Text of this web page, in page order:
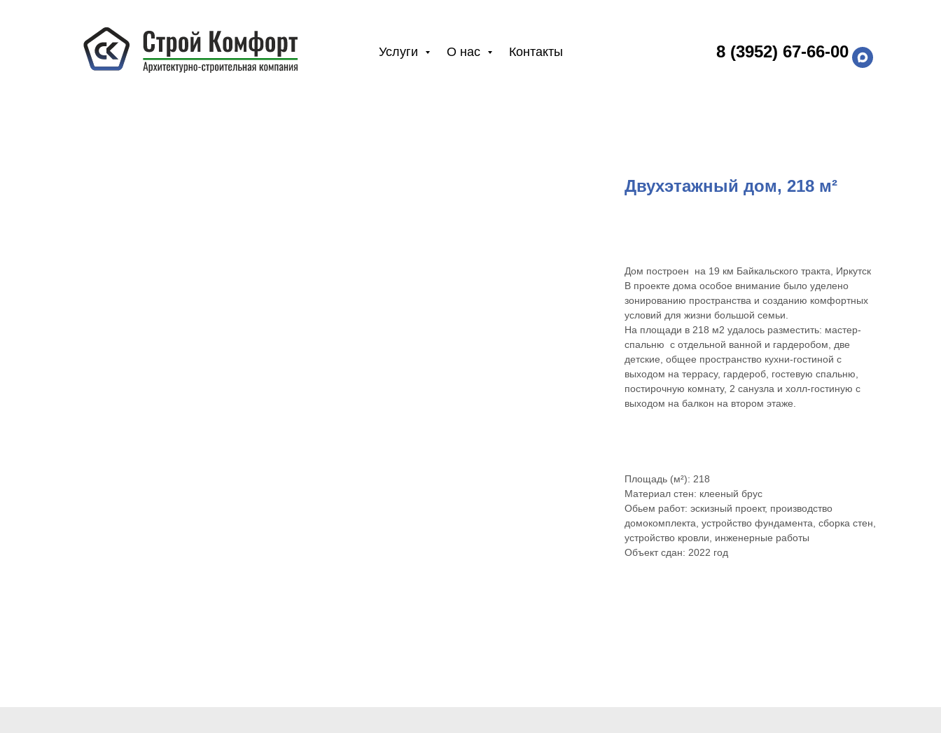
Услуги О нас Контакты 8 (3952) 67-66-00
Двухэтажный дом, 218 м²
Дом построен на 19 км Байкальского тракта, Иркутск
В проекте дома особое внимание было уделено
зонированию пространства и созданию комфортных
условий для жизни большой семьи.
На площади в 218 м2 удалось разместить: мастер-
спальню с отдельной ванной и гардеробом, две
детские, общее пространство кухни-гостиной с
выходом на террасу, гардероб, гостевую спальню,
постирочную комнату, 2 санузла и холл-гостиную с
выходом на балкон на втором этаже.
Площадь (м²): 218
Материал стен: клееный брус
Обьем работ: эскизный проект, производство
домокомплекта, устройство фундамента, сборка стен,
устройство кровли, инженерные работы
Объект сдан: 2022 год